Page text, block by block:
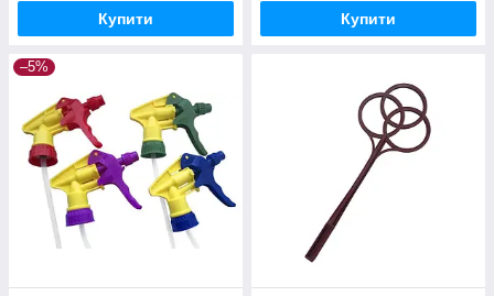
Купити Купити
–5%